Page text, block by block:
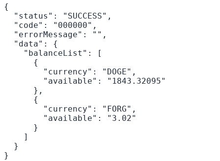
{
  "status": "SUCCESS",
  "code": "000000",
  "errorMessage": "",
  "data": {
    "balanceList": [
      {
        "currency": "DOGE",
        "available": "1843.32095"
      },
      {
        "currency": "FORG",
        "available": "3.02"
      }
    ]
  }
}